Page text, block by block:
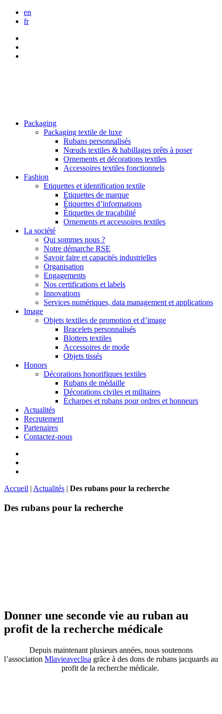
en
fr
Packaging
Packaging textile de luxe
Rubans personnalisés
Nœuds textiles & habillages prêts à poser
Ornements et décorations textiles
Accessoires textiles fonctionnels
Fashion
Etiquettes et identification textile
Etiquettes de marque
Étiquettes d’informations
Étiquettes de traçabilité
Ornements et accessoires textiles
La société
Qui sommes nous ?
Notre démarche RSE
Savoir faire et capacités industrielles
Organisation
Engagements
Nos certifications et labels
Innovations
Services numériques, data management et applications
Image
Objets textiles de promotion et d’image
Bracelets personnalisés
Blotters textiles
Accessoires de mode
Objets tissés
Honors
Décorations honorifiques textiles
Rubans de médaille
Décorations civiles et militaires
Écharpes et rubans pour ordres et honneurs
Actualités
Recrutement
Partenaires
Contactez-nous
Accueil | Actualités | Des rubans pour la recherche
Des rubans pour la recherche
Donner une seconde vie au ruban au
profit de la recherche médicale
Depuis maintenant plusieurs années, nous soutenons
l’association Mlavieaveclisa grâce à des dons de rubans jacquards au
profit de la recherche médicale.